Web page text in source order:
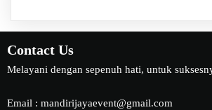
Contact Us
Melayani dengan sepenuh hati, untuk
Email : mandirijayaevent@gmail.com